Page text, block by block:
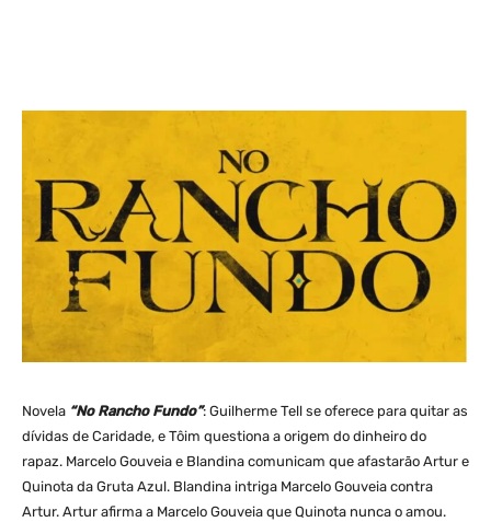
Novela “No Rancho Fundo”: Guilherme Tell se oferece para quitar as
dívidas de Caridade, e Tôim questiona a origem do dinheiro do
rapaz. Marcelo Gouveia e Blandina comunicam que afastarão Artur e
Quinota da Gruta Azul. Blandina intriga Marcelo Gouveia contra
Artur. Artur afirma a Marcelo Gouveia que Quinota nunca o amou.